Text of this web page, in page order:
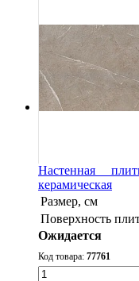
Настенная
керамическая
Размер, см
Поверхность
Ожидается
Код товара: 77761